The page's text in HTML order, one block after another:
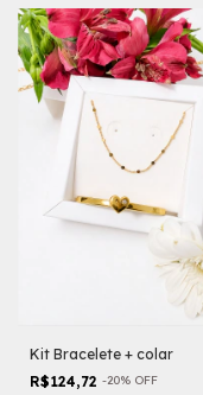
Kit Bracelete + colar
R$124,72 -20% OFF